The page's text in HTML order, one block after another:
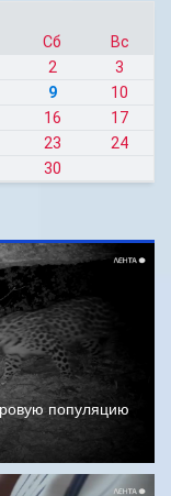
Сб
Вс
2
3
9
10
16
17
23
24
30
популяцию